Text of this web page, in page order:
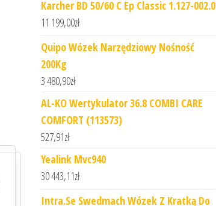
Karcher BD 50/60 C Ep Classic 1.127-002.0
11 199,00zł
Quipo Wózek Narzędziowy Nośność
200Kg
3 480,90zł
AL-KO Wertykulator 36.8 COMBI CARE
COMFORT (113573)
527,91zł
Yealink Mvc940
30 443,11zł
Intra.Se Swedmach Wózek Z Kratką Do